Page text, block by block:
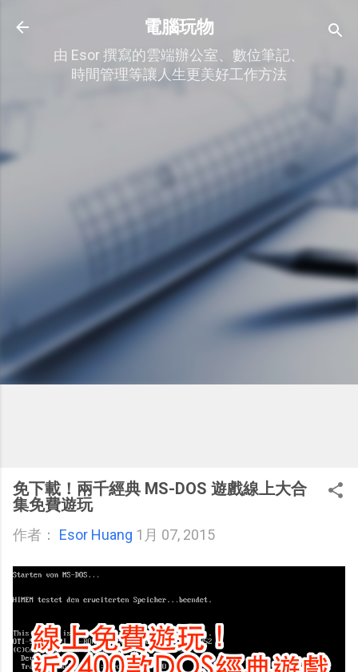
跳到主要內容
電腦玩物
由 Esor 撰寫的雲端辦公室、數位筆記、
時間管理等讓人生更美好工作方法
免下載！兩千經典 MS-DOS 遊戲線上大合
集免費遊玩
作者： Esor Huang 1月 07, 2015